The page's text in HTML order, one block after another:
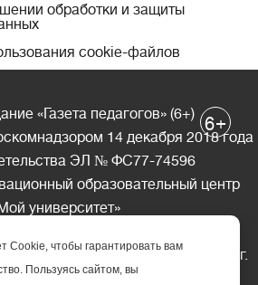
обработки и защиты
cookie-файлов
«Газета педагогов» (6+)
14 декабря 2018 года
ЭЛ № ФС77-74596
образовательный центр
университет»
Россия, Республика Карелия, г.
Энгельса д.10, офис 211
6+
Cookie, чтобы гарантировать вам
Пользуясь сайтом, вы